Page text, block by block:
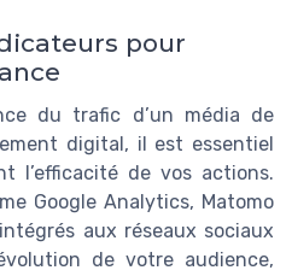
pour
du trafic d’un média de
digital, il est essentiel
l’efficacité de vos actions.
Google Analytics, Matomo
aux réseaux sociaux
de votre audience,